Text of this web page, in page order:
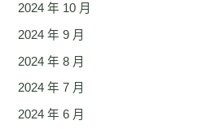
2024 年 10 月
2024 年 9 月
2024 年 8 月
2024 年 7 月
2024 年 6 月